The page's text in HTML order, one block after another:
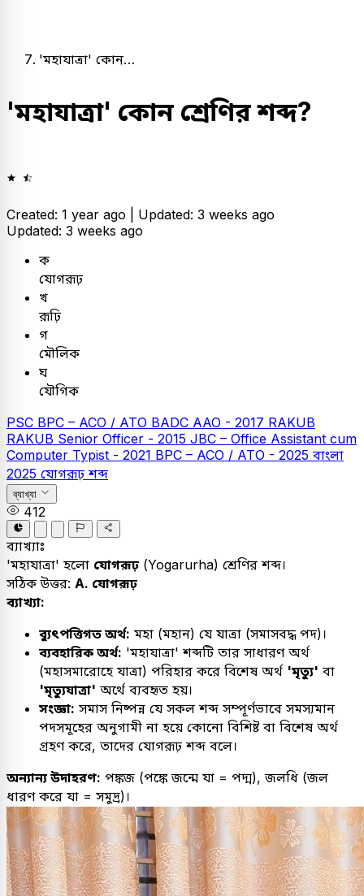
'মহাযাত্রা' কোন…
'মহাযাত্রা' কোন শ্রেণির শব্দ?
Created: 1 year ago | Updated: 3 weeks ago
Updated: 3 weeks ago
ক
যোগরূঢ়
খ
রূঢ়ি
গ
মৌলিক
ঘ
যৌগিক
PSC BPC – ACO / ATO BADC AAO - 2017 RAKUB
RAKUB Senior Officer - 2015 JBC – Office Assistant cum
Computer Typist - 2021 BPC – ACO / ATO - 2025 বাংলা
2025 যোগরূঢ় শব্দ
ব্যাখ্যা
412
ব্যাখ্যাঃ
'মহাযাত্রা' হলো যোগরূঢ় (Yogarurha) শ্রেণির শব্দ।
সঠিক উত্তর: A. যোগরূঢ়
ব্যাখ্যা:
ব্যুৎপত্তিগত অর্থ: মহা (মহান) যে যাত্রা (সমাসবদ্ধ পদ)।
ব্যবহারিক অর্থ: 'মহাযাত্রা' শব্দটি তার সাধারণ অর্থ
(মহাসমারোহে যাত্রা) পরিহার করে বিশেষ অর্থ 'মৃত্যু' বা
'মৃত্যুযাত্রা' অর্থে ব্যবহৃত হয়।
সংজ্ঞা: সমাস নিষ্পন্ন যে সকল শব্দ সম্পূর্ণভাবে সমস্যমান
পদসমূহের অনুগামী না হয়ে কোনো বিশিষ্ট বা বিশেষ অর্থ
গ্রহণ করে, তাদের যোগরূঢ় শব্দ বলে।
অন্যান্য উদাহরণ: পঙ্কজ (পঙ্কে জন্মে যা = পদ্ম), জলধি (জল
ধারণ করে যা = সমুদ্র)।